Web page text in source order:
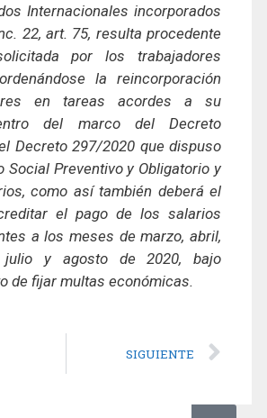
Internacionales incorporados
22, art. 75, resulta procedente
por los trabajadores
la reincorporación
en tareas acordes a su
del marco del Decreto
Decreto 297/2020 que dispuso
Social Preventivo y Obligatorio y
como así también deberá el
el pago de los salarios
a los meses de marzo, abril,
julio y agosto de 2020, bajo
de fijar multas económicas.
SIGUIENTE